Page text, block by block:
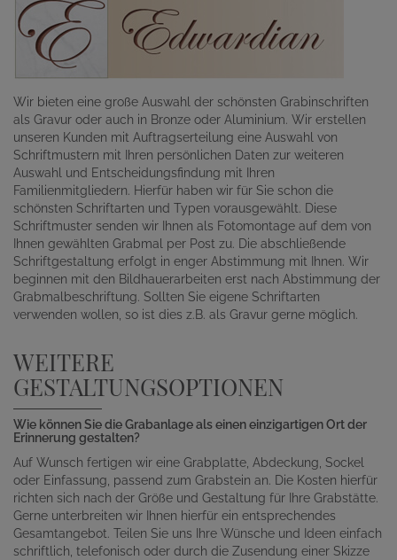
Wir bieten eine große Auswahl der schönsten Grabinschriften
als Gravur oder auch in Bronze oder Aluminium. Wir erstellen
unseren Kunden mit Auftragserteilung eine Auswahl von
Schriftmustern mit Ihren persönlichen Daten zur weiteren
Auswahl und Entscheidungsfindung mit Ihren
Familienmitgliedern. Hierfür haben wir für Sie schon die
schönsten Schriftarten und Typen vorausgewählt. Diese
Schriftmuster senden wir Ihnen als Fotomontage auf dem von
Ihnen gewählten Grabmal per Post zu. Die abschließende
Schriftgestaltung erfolgt in enger Abstimmung mit Ihnen. Wir
beginnen mit den Bildhauerarbeiten erst nach Abstimmung der
Grabmalbeschriftung. Sollten Sie eigene Schriftarten
verwenden wollen, so ist dies z.B. als Gravur gerne möglich.
WEITERE
GESTALTUNGSOPTIONEN
Wie können Sie die Grabanlage als einen einzigartigen Ort der
Erinnerung gestalten?
Auf Wunsch fertigen wir eine Grabplatte, Abdeckung, Sockel
oder Einfassung, passend zum Grabstein an. Die Kosten hierfür
richten sich nach der Größe und Gestaltung für Ihre Grabstätte.
Gerne unterbreiten wir Ihnen hierfür ein entsprechendes
Gesamtangebot. Teilen Sie uns Ihre Wünsche und Ideen einfach
schriftlich, telefonisch oder durch die Zusendung einer Skizze